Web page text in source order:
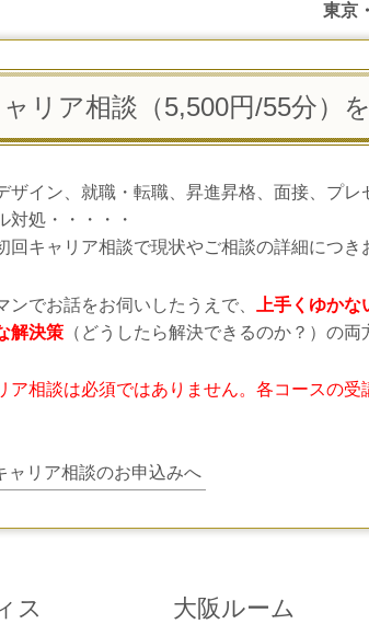
東京
リア相談（5,500円/55分）
ザイン、就職・転職、昇進昇格、面接、プ
対処・・・・・
回キャリア相談で現状やご相談の詳細につ
ンでお話をお伺いしたうえで、
上手くゆかな
解決策（どうしたら解決できるのか？）の両
ア相談は必須ではありません。各コースの
ャリア相談のお申込みへ
ス
大阪ルーム